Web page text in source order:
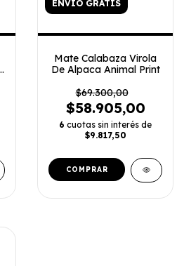
ENVÍO GRATIS
Mate Calabaza Virola
De Alpaca Animal Print
$69.300,00
$58.905,00
6 cuotas sin interés de
$9.817,50
COMPRAR